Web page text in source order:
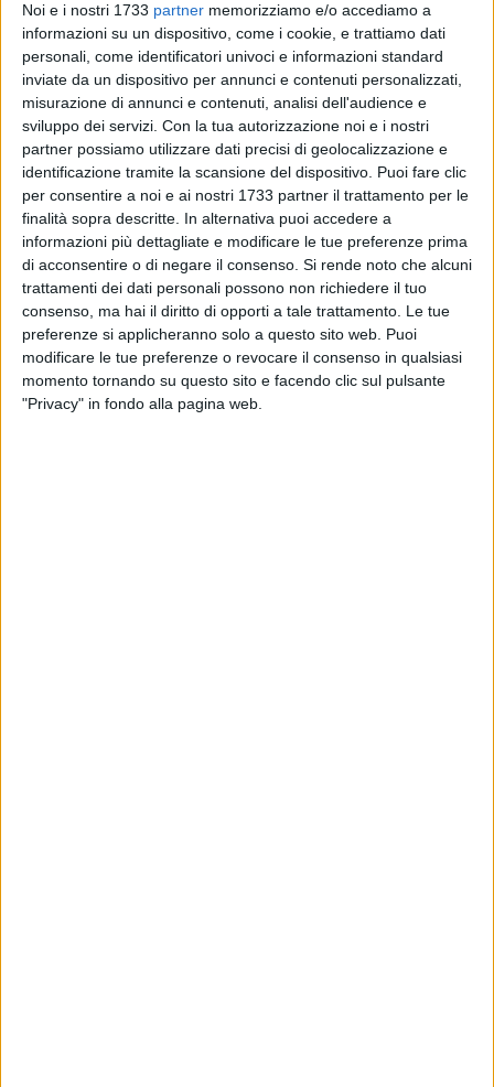
Noi e i nostri 1733 partner memorizziamo e/o accediamo a
informazioni su un dispositivo, come i cookie, e trattiamo dati
personali, come identificatori univoci e informazioni standard
inviate da un dispositivo per annunci e contenuti personalizzati,
misurazione di annunci e contenuti, analisi dell'audience e
sviluppo dei servizi. Con la tua autorizzazione noi e i nostri
partner possiamo utilizzare dati precisi di geolocalizzazione e
identificazione tramite la scansione del dispositivo. Puoi fare clic
per consentire a noi e ai nostri 1733 partner il trattamento per le
finalità sopra descritte. In alternativa puoi accedere a
informazioni più dettagliate e modificare le tue preferenze prima
di acconsentire o di negare il consenso. Si rende noto che alcuni
trattamenti dei dati personali possono non richiedere il tuo
consenso, ma hai il diritto di opporti a tale trattamento. Le tue
preferenze si applicheranno solo a questo sito web. Puoi
modificare le tue preferenze o revocare il consenso in qualsiasi
momento tornando su questo sito e facendo clic sul pulsante
"Privacy" in fondo alla pagina web.
presidente dell'associazione "Fare Natura" e grande
conoscitore del territorio. Attraverso le domande che gli
abbiamo rivolto, sono emerse curiosità, sfide e progetti per la
tutela e la salvaguardia di questo suggestivo ambiente.
Quali sono le caratteristiche naturalistiche che
rendono il fiume Ofanto il luogo ideale per gli
amanti della natura e della biodiversità?
«Il fiume fa parte del Parco Naturale Regionale "Fiume
Ofanto", istituito per tutelare gli equilibri ecologici, gli habitat
e le specie vegetali e animali legate al fiume ed è l'unico
Parco fluviale Naturale della Puglia e dell'Italia centro
meridionale. Interessa i territori di undici Comuni: Ascoli
Satriano, Barletta, Candela, Canosa di Puglia, Cerignola,